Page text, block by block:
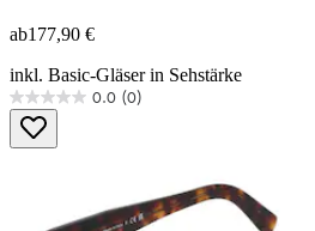
ab177,90 €
inkl. Basic-Gläser in Sehstärke
0.0 (0)
0.0
von
5